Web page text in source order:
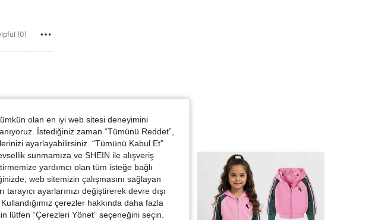
(0)
olan en iyi web sitesi deneyimini
İstediğiniz zaman “Tümünü Reddet”,
ayarlayabilirsiniz. “Tümünü Kabul Et”
sunmamıza ve SHEIN ile alışveriş
yardımcı olan tüm isteğe bağlı
web sitemizin çalışmasını sağlayan
ayarlarınızı değiştirerek devre dışı
çerezler hakkında daha fazla
lütfen “Çerezleri Yönet” seçeneğini seçin.